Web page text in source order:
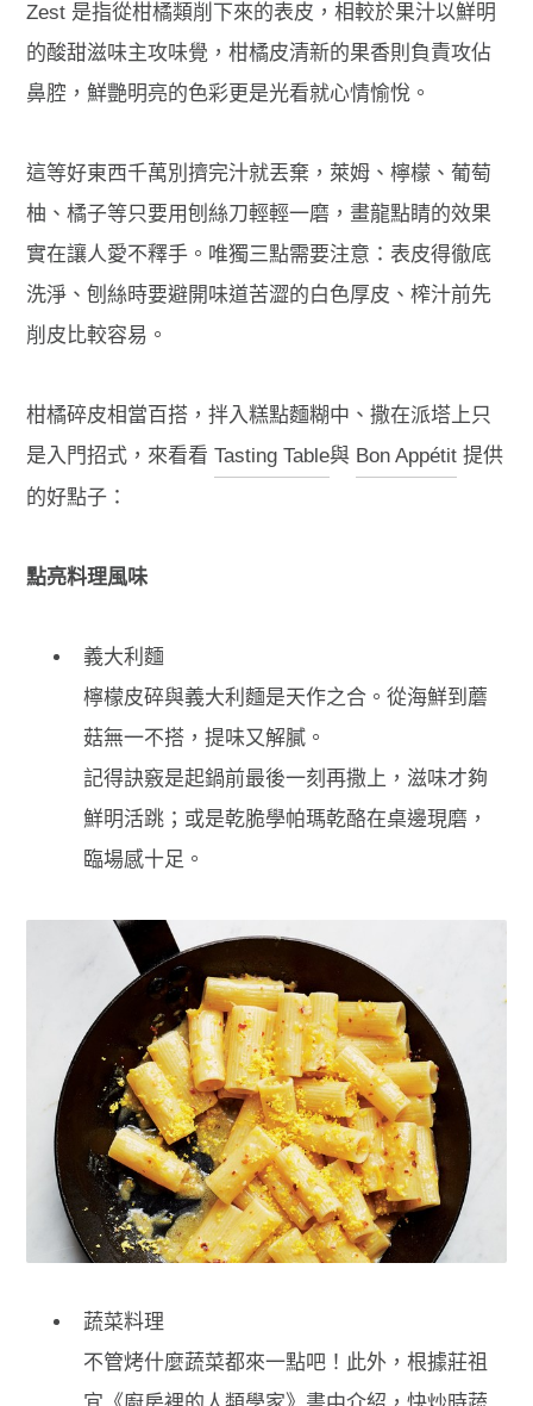
Zest 是指從柑橘類削下來的表皮，相較於果汁以鮮明
的酸甜滋味主攻味覺，柑橘皮清新的果香則負責攻佔
鼻腔，鮮艷明亮的色彩更是光看就心情愉悅。
這等好東西千萬別擠完汁就丟棄，萊姆、檸檬、葡萄
柚、橘子等只要用刨絲刀輕輕一磨，畫龍點睛的效果
實在讓人愛不釋手。唯獨三點需要注意：表皮得徹底
洗淨、刨絲時要避開味道苦澀的白色厚皮、榨汁前先
削皮比較容易。
柑橘碎皮相當百搭，拌入糕點麵糊中、撒在派塔上只
是入門招式，來看看Tasting Table與 Bon Appétit 提供
的好點子：
點亮料理風味
義大利麵
檸檬皮碎與義大利麵是天作之合。從海鮮到蘑
菇無一不搭，提味又解膩。
記得訣竅是起鍋前最後一刻再撒上，滋味才夠
鮮明活跳；或是乾脆學帕瑪乾酪在桌邊現磨，
臨場感十足。
蔬菜料理
不管烤什麼蔬菜都來一點吧！此外，根據莊祖